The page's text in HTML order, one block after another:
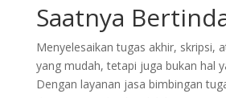
Saatnya
Menyelesaikan tugas akhir, skripsi,
yang mudah, tetapi juga bukan hal
Dengan layanan jasa bimbingan